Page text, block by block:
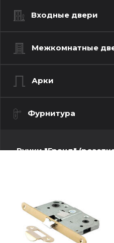
Входные двери
Межкомнатные
Арки
Фурнитура
Ручки "Гранд"
Ручки "Стандарт"
Ручки "Стандарт"
Ручки "Стандарт"